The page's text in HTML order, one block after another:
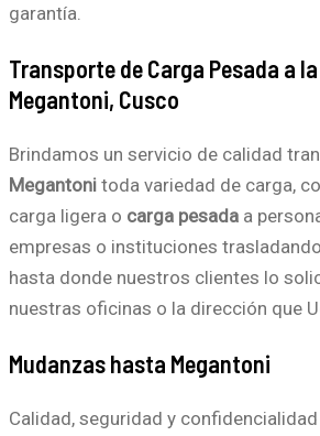
garantía.
Transporte de Carga Pesada a
Megantoni, Cusco
Brindamos un servicio de calidad
Megantoni toda variedad de carga,
carga ligera o carga pesada a
empresas o instituciones
hasta donde nuestros clientes lo
nuestras oficinas o la dirección que
Mudanzas hasta Megantoni
Calidad, seguridad y